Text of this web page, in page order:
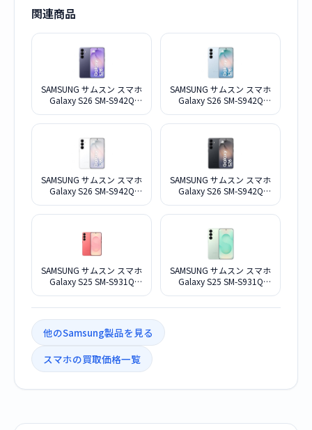
関連商品
SAMSUNG サムスン スマホ
Galaxy S26 SM-S942Q
レット
SAMSUNG サムスン スマホ
Galaxy S26 SM-S942Q
SAMSUNG サムスン スマホ
Galaxy S26 SM-S942Q
SAMSUNG サムスン スマホ
Galaxy S26 SM-S942Q
SAMSUNG サムスン スマホ
Galaxy S25 SM-S931Q
SAMSUNG サムスン スマホ
Galaxy S25 SM-S931Q
他のSamsung製品を見る
スマホの買取価格一覧